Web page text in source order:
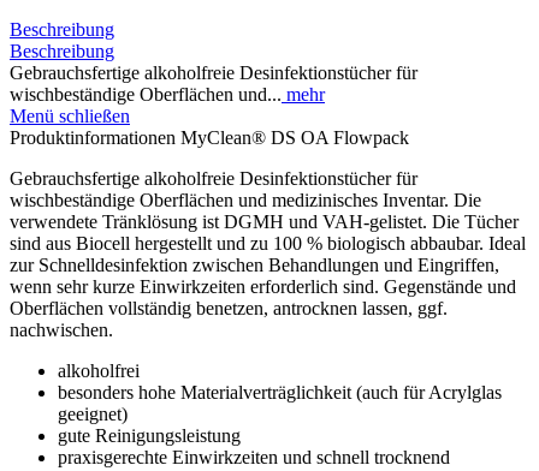
Beschreibung
Beschreibung
Gebrauchsfertige alkoholfreie Desinfektionstücher für
wischbeständige Oberflächen und... mehr
Menü schließen
Produktinformationen MyClean® DS OA Flowpack
Gebrauchsfertige alkoholfreie Desinfektionstücher für
wischbeständige Oberflächen und medizinisches Inventar. Die
verwendete Tränklösung ist DGMH und VAH-gelistet. Die Tücher
sind aus Biocell hergestellt und zu 100 % biologisch abbaubar. Ideal
zur Schnelldesinfektion zwischen Behandlungen und Eingriffen,
wenn sehr kurze Einwirkzeiten erforderlich sind. Gegenstände und
Oberflächen vollständig benetzen, antrocknen lassen, ggf.
nachwischen.
alkoholfrei
besonders hohe Materialverträglichkeit (auch für Acrylglas
geeignet)
gute Reinigungsleistung
praxisgerechte Einwirkzeiten und schnell trocknend